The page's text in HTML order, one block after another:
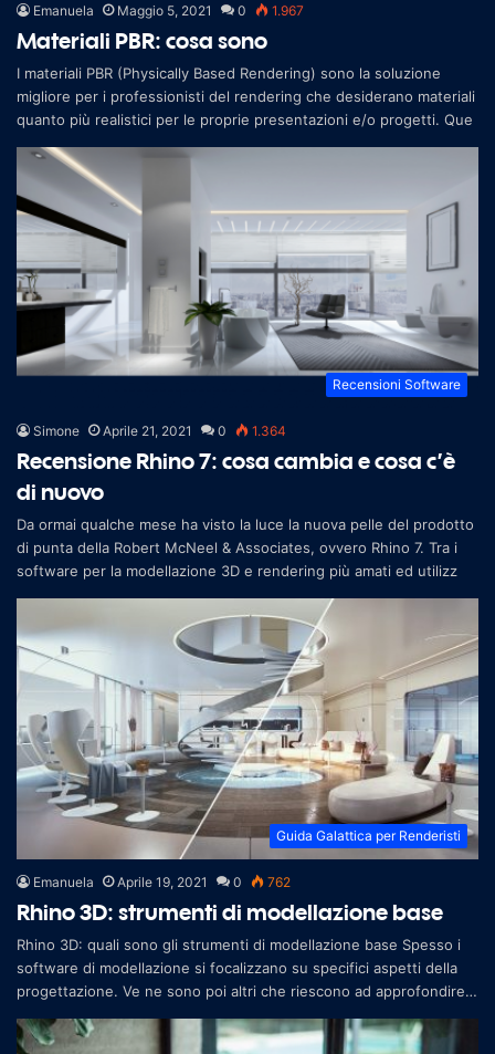
Emanuela Maggio 5, 2021 0 1.967
Materiali PBR: cosa sono
I materiali PBR (Physically Based Rendering) sono la soluzione
migliore per i professionisti del rendering che desiderano materiali
quanto più realistici per le proprie presentazioni e/o progetti. Que
Recensioni Software
Simone Aprile 21, 2021 0 1.364
Recensione Rhino 7: cosa cambia e cosa c’è
di nuovo
Da ormai qualche mese ha visto la luce la nuova pelle del prodotto
di punta della Robert McNeel & Associates, ovvero Rhino 7. Tra i
software per la modellazione 3D e rendering più amati ed utilizz
Guida Galattica per Renderisti
Emanuela Aprile 19, 2021 0 762
Rhino 3D: strumenti di modellazione base
Rhino 3D: quali sono gli strumenti di modellazione base Spesso i
software di modellazione si focalizzano su specifici aspetti della
progettazione. Ve ne sono poi altri che riescono ad approfondire